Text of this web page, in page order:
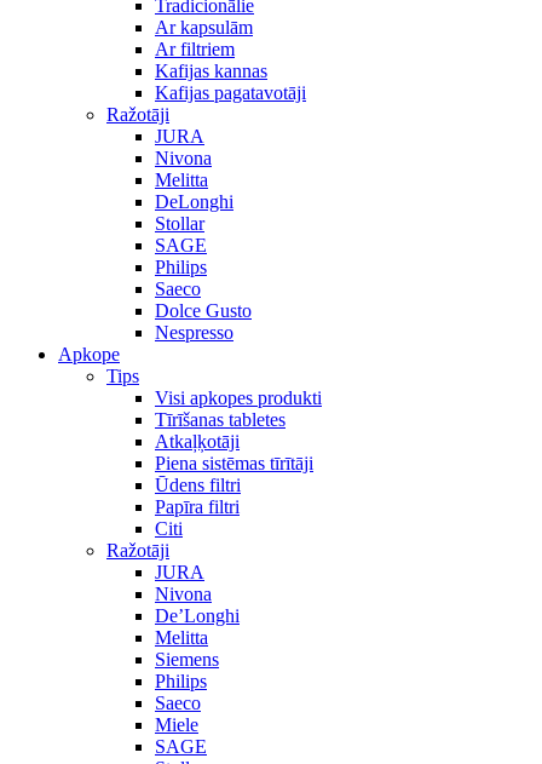
Tradicionālie
Ar kapsulām
Ar filtriem
Kafijas kannas
Kafijas pagatavotāji
Ražotāji
JURA
Nivona
Melitta
DeLonghi
Stollar
SAGE
Philips
Saeco
Dolce Gusto
Nespresso
Apkope
Tips
Visi apkopes produkti
Tīrīšanas tabletes
Atkaļķotāji
Piena sistēmas tīrītāji
Ūdens filtri
Papīra filtri
Citi
Ražotāji
JURA
Nivona
De’Longhi
Melitta
Siemens
Philips
Saeco
Miele
SAGE